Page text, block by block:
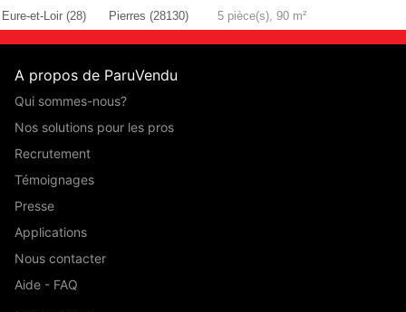
Eure-et-Loir (28) Pierres (28130) 5 pièce(s), 90 m²
A propos de ParuVendu
Qui sommes-nous?
Nos solutions pour les pros
Recrutement
Témoignages
Presse
Applications
Nous contacter
Aide - FAQ